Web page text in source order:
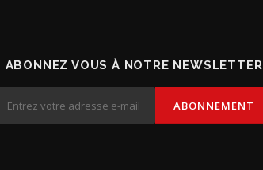
ABONNEZ VOUS À NOTRE NEWSLETTER